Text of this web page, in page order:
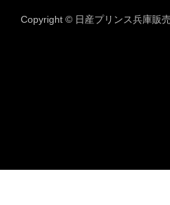
Copyright © 日産プリンス兵庫販